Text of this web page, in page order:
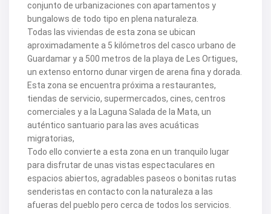
conjunto de urbanizaciones con apartamentos y
bungalows de todo tipo en plena naturaleza.
Todas las viviendas de esta zona se ubican
aproximadamente a 5 kilómetros del casco urbano de
Guardamar y a 500 metros de la playa de Les Ortigues,
un extenso entorno dunar virgen de arena fina y dorada.
Esta zona se encuentra próxima a restaurantes,
tiendas de servicio, supermercados, cines, centros
comerciales y a la Laguna Salada de la Mata, un
auténtico santuario para las aves acuáticas
migratorias,
Todo ello convierte a esta zona en un tranquilo lugar
para disfrutar de unas vistas espectaculares en
espacios abiertos, agradables paseos o bonitas rutas
senderistas en contacto con la naturaleza a las
afueras del pueblo pero cerca de todos los servicios.